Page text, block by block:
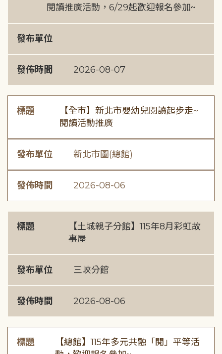
閱讀推廣活動，6/29起歡迎報名參加~
發布單位
發佈時間 2026-08-07
標題
【全市】新北市嬰幼兒閱讀起步走~
閱讀活動推廣
發布單位 新北市圖(總館)
發佈時間 2026-08-06
標題
【土城親子分館】115年8月彩虹故
事屋
發布單位 三峽分館
發佈時間 2026-08-06
標題
【總館】115年多元共融「閱」平等活